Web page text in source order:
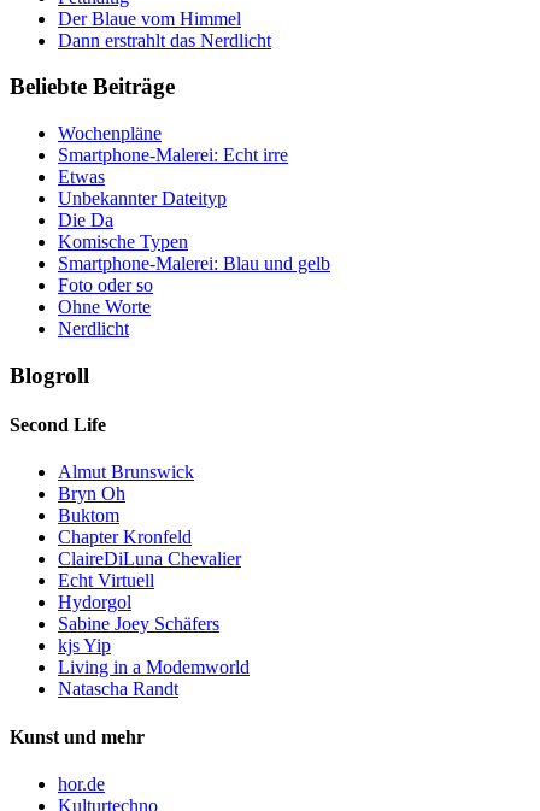
Der Blaue vom Himmel
Dann erstrahlt das Nerdlicht
Beliebte Beiträge
Wochenpläne
Smartphone-Malerei: Echt irre
Etwas
Unbekannter Dateityp
Die Da
Komische Typen
Smartphone-Malerei: Blau und gelb
Foto oder so
Ohne Worte
Nerdlicht
Blogroll
Second Life
Almut Brunswick
Bryn Oh
Buktom
Chapter Kronfeld
ClaireDiLuna Chevalier
Echt Virtuell
Hydorgol
Sabine Joey Schäfers
kjs Yip
Living in a Modemworld
Natascha Randt
Kunst und mehr
hor.de
Kulturtechno